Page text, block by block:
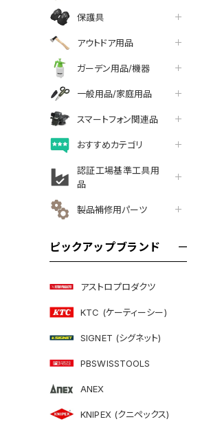
保護具
アウトドア用品
ガーデン用品/機器
一般用品/家庭用品
スマートフォン関連品
おすすめカテゴリ
認証工場基準工具用
品
製品補修用パーツ
ピックアップブランド
アストロプロダクツ
KTC (ケーティーシー)
SIGNET (シグネット)
PBSWISSTOOLS
ANEX
KNIPEX (クニペックス)